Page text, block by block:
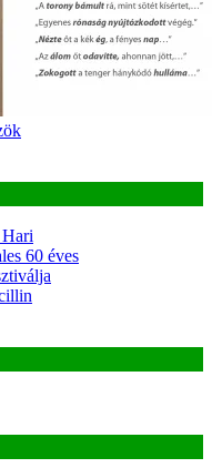
60 éves